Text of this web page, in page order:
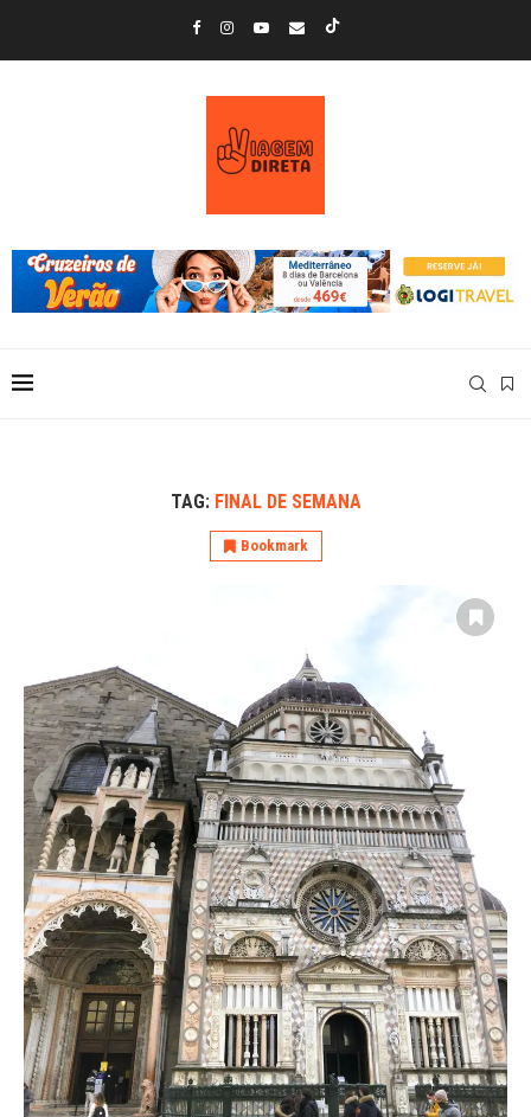
TAG: FINAL DE SEMANA
Bookmark